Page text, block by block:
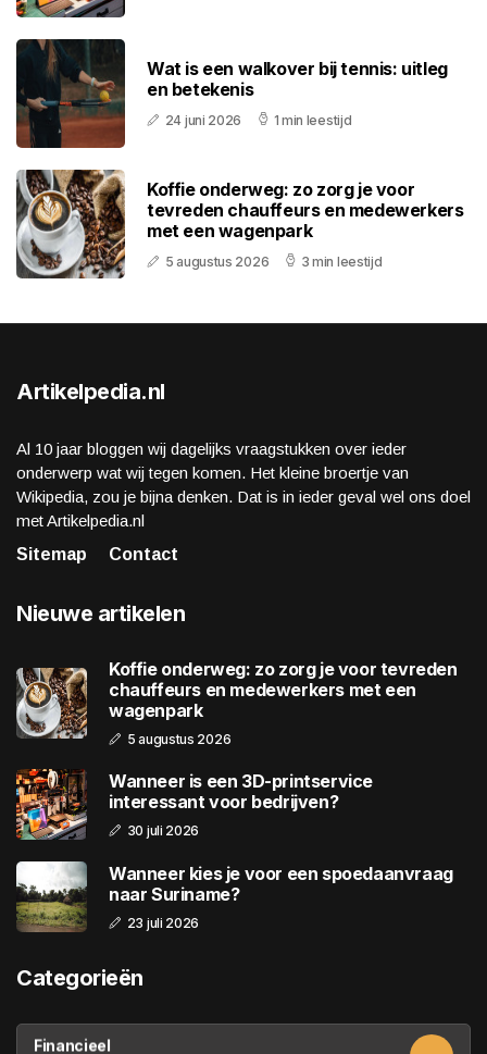
Wat is een walkover bij tennis: uitleg
en betekenis
24 juni 2026 1 min leestijd
Koffie onderweg: zo zorg je voor
tevreden chauffeurs en medewerkers
met een wagenpark
5 augustus 2026 3 min leestijd
Artikelpedia.nl
Al 10 jaar bloggen wij dagelijks vraagstukken over ieder
onderwerp wat wij tegen komen. Het kleine broertje van
Wikipedia, zou je bijna denken. Dat is in ieder geval wel ons doel
met Artikelpedia.nl
Sitemap
Contact
Nieuwe artikelen
Koffie onderweg: zo zorg je voor tevreden
chauffeurs en medewerkers met een
wagenpark
5 augustus 2026
Wanneer is een 3D-printservice
interessant voor bedrijven?
30 juli 2026
Wanneer kies je voor een spoedaanvraag
naar Suriname?
23 juli 2026
Categorieën
Financieel